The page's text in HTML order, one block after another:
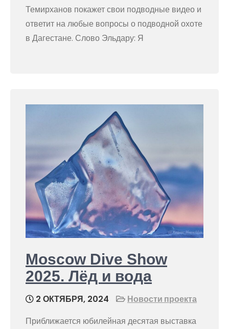
Темирханов покажет свои подводные видео и
ответит на любые вопросы о подводной охоте
в Дагестане. Слово Эльдару: Я
Moscow Dive Show
2025. Лёд и вода
2 ОКТЯБРЯ, 2024
Новости проекта
Приближается юбилейная десятая выставка